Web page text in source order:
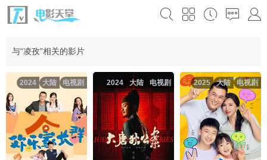
与“凌孜”相关的影片
电视剧
大陆
2024 电视剧
大陆
2024 电视剧
大陆
2025